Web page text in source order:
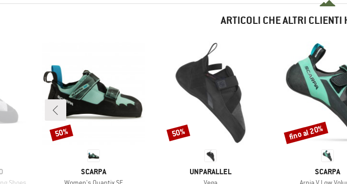
ARTICOLI CHE ALTRI CLIENTI
MARCHIO
SCARPA
Articolo
Sconto
50%
MARCHIO
UNPARALLEL
Articolo
Sconto
50%
MARCHIO
SCARPA
Articolo
Sconto
fino al 20%